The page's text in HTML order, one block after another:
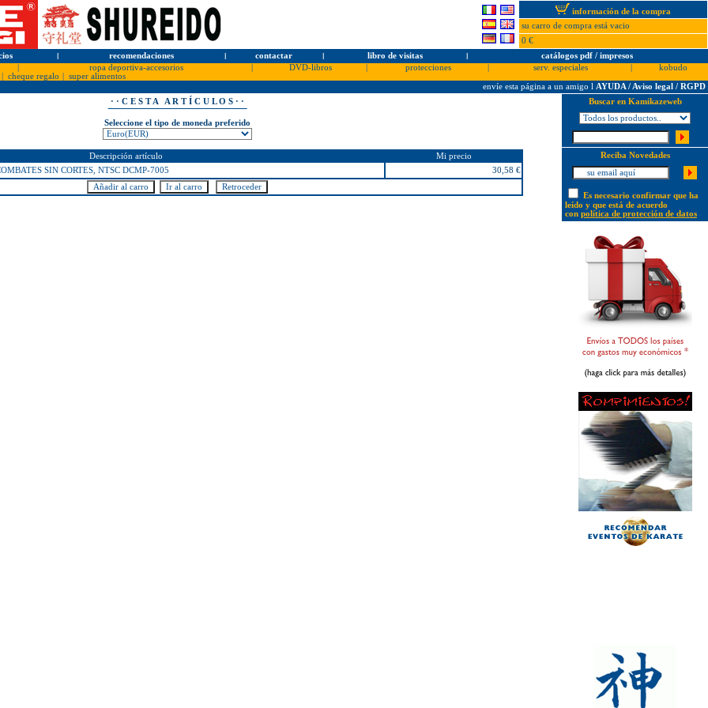
información de la compra
su carro de compra está vacio
0 €
l recomendaciones l contactar l libro de visitas l
catálogos pdf / impresos
ropa deportiva-accesorios DVD-libros protecciones serv. especiales
kobudo
cheque regalo
super alimentos
envíe esta página a un amigo l AYUDA / Aviso legal / RGPD
· · C E S T A A R T Í C U L O S · ·
Seleccione el tipo de moneda preferido
Descripción artículo
Mi precio
SIN CORTES, NTSC DCMP-7005
30,58 €
Buscar en Kamikazeweb
Reciba Novedades
Es necesario confirmar que ha
leído y que está de acuerdo
con política de protección de datos